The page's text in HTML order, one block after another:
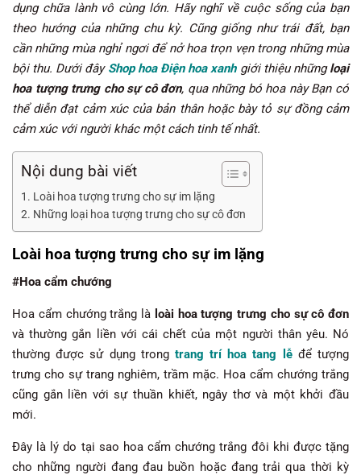
dụng chữa lành vô cùng lớn. Hãy nghĩ về cuộc sống của bạn
theo hướng của những chu kỳ. Cũng giống như trái đất, bạn
cần những mùa nghỉ ngơi để nở hoa trọn vẹn trong những mùa
bội thu. Dưới đây Shop hoa Điện hoa xanhgiới thiệu nhữngloại
hoa tượng trưng cho sự cô đơn, qua những bó hoa này Bạn có
thể diễn đạt cảm xúc của bản thân hoặc bày tỏ sự đồng cảm
cảm xúc với người khác một cách tinh tế nhất.
Nội dung bài viết
Loài hoa tượng trưng cho sự im lặng
Những loại hoa tượng trưng cho sự cô đơn
Loài hoa tượng trưng cho sự im lặng
#Hoa cẩm chướng
Hoa cẩm chướng trắng là loài hoa tượng trưng cho sự cô đơn
và thường gắn liền với cái chết của một người thân yêu. Nó
thường được sử dụng trong trang trí hoa tang lễđể tượng
trưng cho sự trang nghiêm, trầm mặc. Hoa cẩm chướng trắng
cũng gắn liền với sự thuần khiết, ngây thơ và một khởi đầu
mới.
Đây là lý do tại sao hoa cẩm chướng trắng đôi khi được tặng
cho những người đang đau buồn hoặc đang trải qua thời kỳ